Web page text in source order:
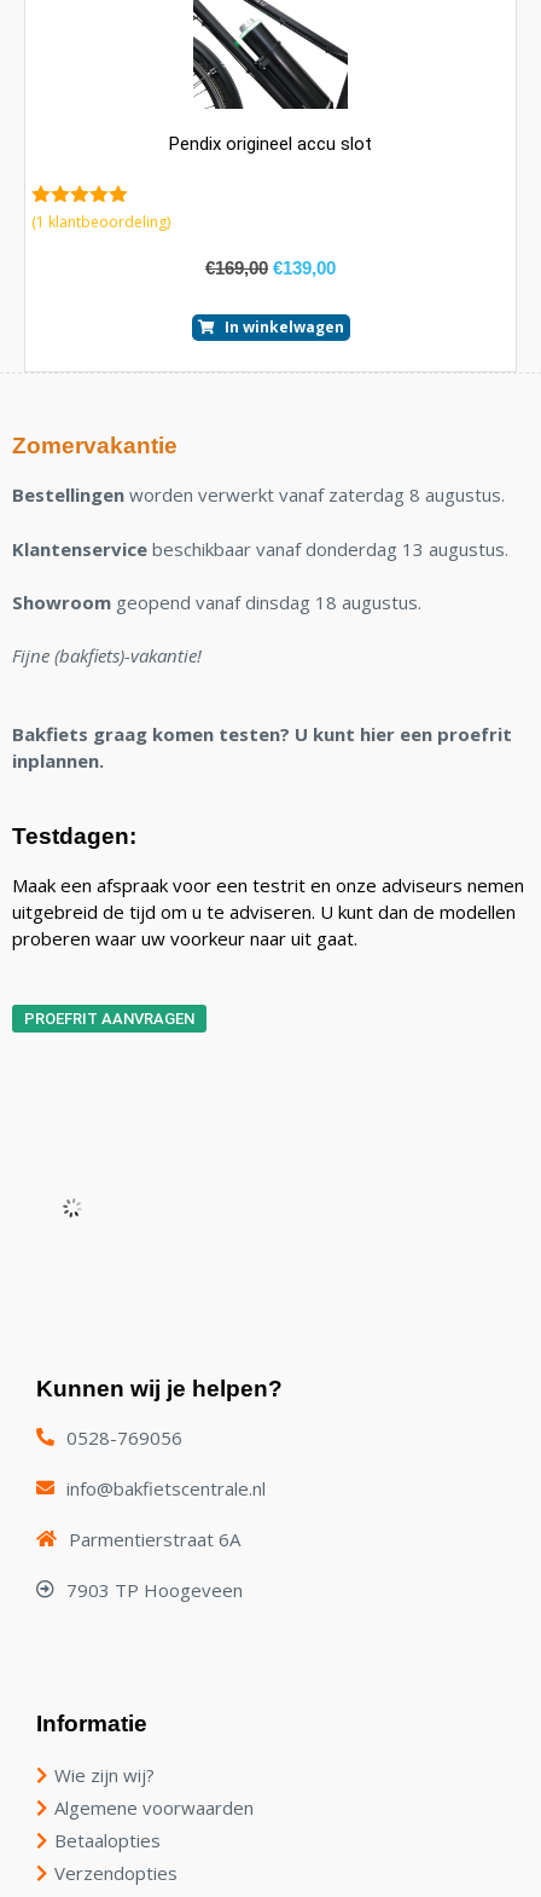
Pendix origineel accu slot
5.00van 5
(1 klantbeoordeling)
€169,00 €139,00
In winkelwagen
Zomervakantie
Bestellingen worden verwerkt vanaf zaterdag 8 augustus.
Klantenservice beschikbaar vanaf donderdag 13 augustus.
Showroom geopend vanaf dinsdag 18 augustus.
Fijne (bakfiets)-vakantie!
Bakfiets graag komen testen? U kunt hier een proefrit
inplannen.
Testdagen:
Maak een afspraak voor een testrit en onze adviseurs nemen
uitgebreid de tijd om u te adviseren. U kunt dan de modellen
proberen waar uw voorkeur naar uit gaat.
PROEFRIT AANVRAGEN
Kunnen wij je helpen?
0528-769056
info@bakfietscentrale.nl
Parmentierstraat 6A
7903 TP Hoogeveen
Informatie
Wie zijn wij?
Algemene voorwaarden
Betaalopties
Verzendopties